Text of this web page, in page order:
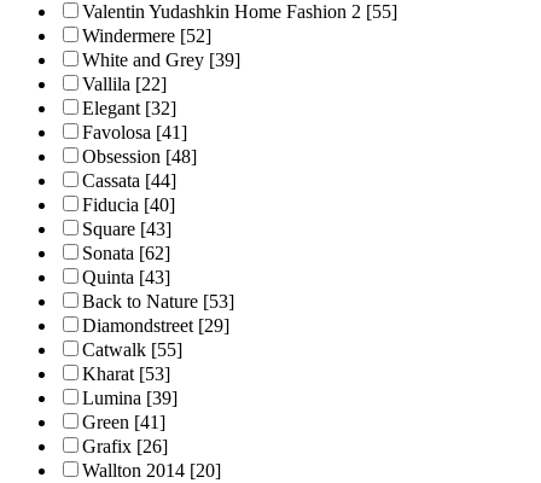
Valentin Yudashkin Home Fashion 2 [55]
Windermere [52]
White and Grey [39]
Vallila [22]
Elegant [32]
Favolosa [41]
Obsession [48]
Cassata [44]
Fiducia [40]
Square [43]
Sonata [62]
Quinta [43]
Back to Nature [53]
Diamondstreet [29]
Catwalk [55]
Kharat [53]
Lumina [39]
Green [41]
Grafix [26]
Wallton 2014 [20]